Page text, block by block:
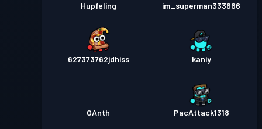
Hupfeling im_superman333666
627373762jdhiss kaniy
OAnth PacAttack1318